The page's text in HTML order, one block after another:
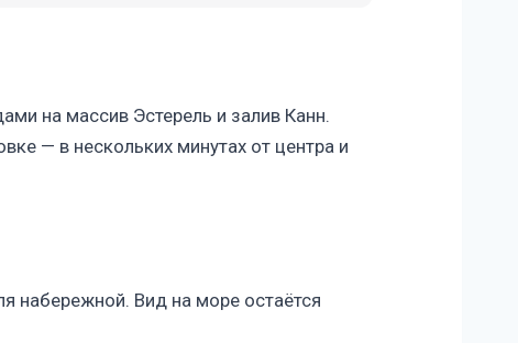
на массив Эстерель и залив Канн.
— в нескольких минутах от центра и
набережной. Вид на море остаётся